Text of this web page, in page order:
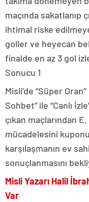
maçında sakatlanıp
ihtimal riske
goller ve heyecan
finalde en az 3 gol
Sonucu 1
Misli’de “Süper
Sohbet” ile “Canlı
çıkan maçlarından
mücadelesini
karşılaşmanın ev
sonuçlanmasını
Misli Yazarı Halil
Var